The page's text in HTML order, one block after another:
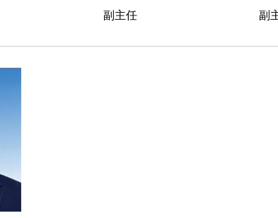
副主任 副